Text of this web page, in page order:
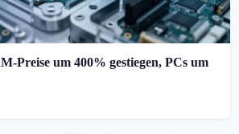
Preise um 400% gestiegen, PCs um